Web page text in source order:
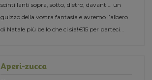
scintillanti sopra, sotto, dietro, davanti… un
guizzo della vostra fantasia e avremo l’albero
di Natale più bello che ci sia!€15 per parteci
Aperi-zucca